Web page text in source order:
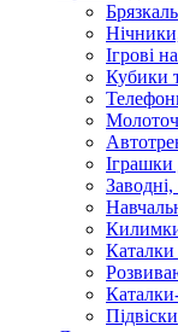
Ігрові
Кубики
Іграшки
Заводні,
Каталки
Підвіски